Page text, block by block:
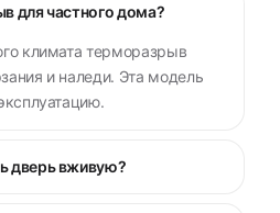
для частного дома?
климата терморазрыв
и наледи. Эта модель
дверь вживую?